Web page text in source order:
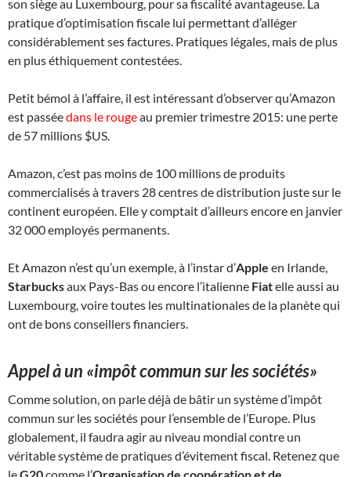
son siège au Luxembourg, pour sa fiscalité avantageuse. La
pratique d’optimisation fiscale lui permettant d’alléger
considérablement ses factures. Pratiques légales, mais de plus
en plus éthiquement contestées.
Petit bémol à l’affaire, il est intéressant d’observer qu’Amazon
est passéedans le rougeau premier trimestre 2015: une perte
de 57 millions $US.
Amazon, c’est pas moins de 100 millions de produits
commercialisés à travers 28 centres de distribution juste sur le
continent européen. Elle y comptait d’ailleurs encore en janvier
32 000 employés permanents.
Et Amazon n’est qu’un exemple, à l’instar d’Apple en Irlande,
Starbucksaux Pays-Bas ou encore l’italienne Fiatelle aussi au
Luxembourg, voire toutes les multinationales de la planète qui
ont de bons conseillers financiers.
Appel à un «impôt commun sur les sociétés»
Comme solution, on parle déjà de bâtir un système d’impôt
commun sur les sociétés pour l’ensemble de l’Europe. Plus
globalement, il faudra agir au niveau mondial contre un
véritable système de pratiques d’évitement fiscal. Retenez que